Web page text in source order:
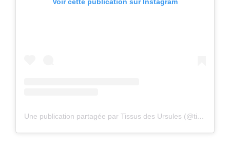
Une publication partagée par Tissus des Ursules (@tissusdesursules)